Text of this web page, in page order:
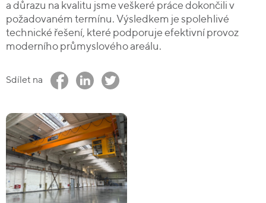
a důrazu na kvalitu jsme veškeré práce dokončili v
požadovaném termínu. Výsledkem je spolehlivé
technické řešení, které podporuje efektivní provoz
moderního průmyslového areálu.
Sdílet na